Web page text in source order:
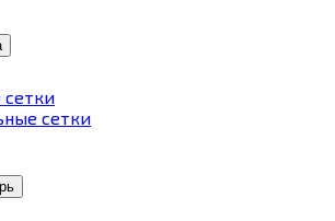
сетки